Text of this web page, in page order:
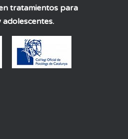
tratamientos para